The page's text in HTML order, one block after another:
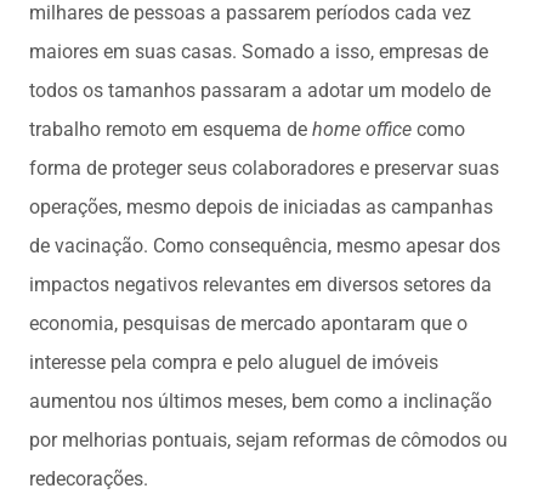
milhares de pessoas a passarem períodos cada vez
maiores em suas casas. Somado a isso, empresas de
todos os tamanhos passaram a adotar um modelo de
trabalho remoto em esquema de home office como
forma de proteger seus colaboradores e preservar suas
operações, mesmo depois de iniciadas as campanhas
de vacinação. Como consequência, mesmo apesar dos
impactos negativos relevantes em diversos setores da
economia, pesquisas de mercado apontaram que o
interesse pela compra e pelo aluguel de imóveis
aumentou nos últimos meses, bem como a inclinação
por melhorias pontuais, sejam reformas de cômodos ou
redecorações.